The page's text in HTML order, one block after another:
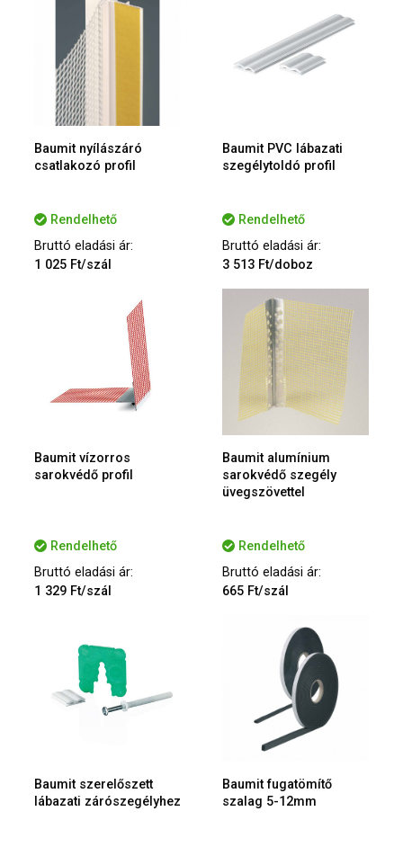
Baumit nyílászáró
csatlakozó profil
Rendelhető
Bruttó eladási ár:
1 025 Ft/szál
Baumit PVC lábazati
szegélytoldó profil
Rendelhető
Bruttó eladási ár:
3 513 Ft/doboz
Baumit vízorros
sarokvédő profil
Rendelhető
Bruttó eladási ár:
1 329 Ft/szál
Baumit alumínium
sarokvédő szegély
üvegszövettel
Rendelhető
Bruttó eladási ár:
665 Ft/szál
Baumit szerelőszett
lábazati zárószegélyhez
Baumit fugatömítő
szalag 5-12mm